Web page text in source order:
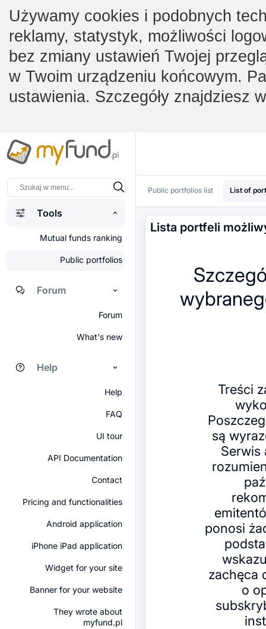
Używamy cookies i podobnych
reklamy, statystyk, możliwości
bez zmiany ustawień Twojej
w Twoim urządzeniu końcowym.
ustawienia. Szczegóły znajdziesz
Tools
Mutual funds ranking
Public portfolios
Forum
Forum
What's new
Help
Help
FAQ
UI tour
API Documentation
Contact
Pricing and functionalities
Android application
iPhone iPad application
Widget for your site
Banner for your website
They wrote about
myfund.pl
Public portfolios list List of
Lista portfeli
Treści
są
Serwis
ponosi
zachęca
o